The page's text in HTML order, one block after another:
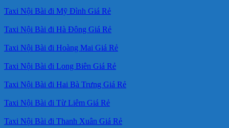
Taxi Nội Bài đi Mỹ Đình Giá Rẻ
Taxi Nội Bài đi Hà Đông Giá Rẻ
Taxi Nội Bài đi Hoàng Mai Giá Rẻ
Taxi Nội Bài đi Long Biên Giá Rẻ
Taxi Nội Bài đi Hai Bà Trưng Giá Rẻ
Taxi Nội Bài đi Từ Liêm Giá Rẻ
Taxi Nội Bài đi Thanh Xuân Giá Rẻ